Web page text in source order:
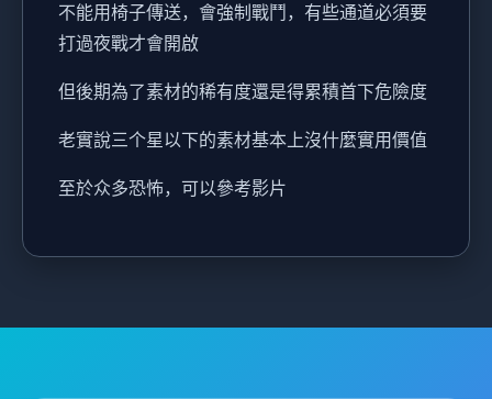
不能用椅子傳送，會強制戰鬥，有些通道必須要
打過夜戰才會開啟
但後期為了素材的稀有度還是得累積首下危險度
老實說三个星以下的素材基本上沒什麼實用價值
至於众多恐怖，可以參考影片